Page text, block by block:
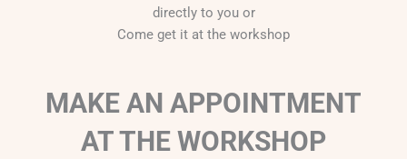
directly to you or
Come get it at the workshop
MAKE AN APPOINTMENT
AT THE WORKSHOP